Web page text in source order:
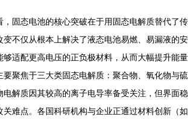
，固态电池的核心突破在于用固态电解质替代了传
变不仅从根本上解决了液态电池易燃、易漏液的安
够适配更高电压的正负极材料，从而大幅提升能量
要聚焦于三大类固态电解质：聚合物、氧化物与硫
解质因其较高的离子电导率备受关注，但界面稳
关难点。各国科研机构与企业正通过材料创新（如